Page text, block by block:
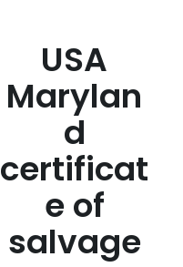
USA
Marylan
d
certificat
e of
salvage